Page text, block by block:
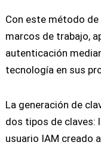
Con este método
marcos de trabajo,
autenticación
tecnología en sus
La generación de
dos tipos de claves:
usuario IAM creado